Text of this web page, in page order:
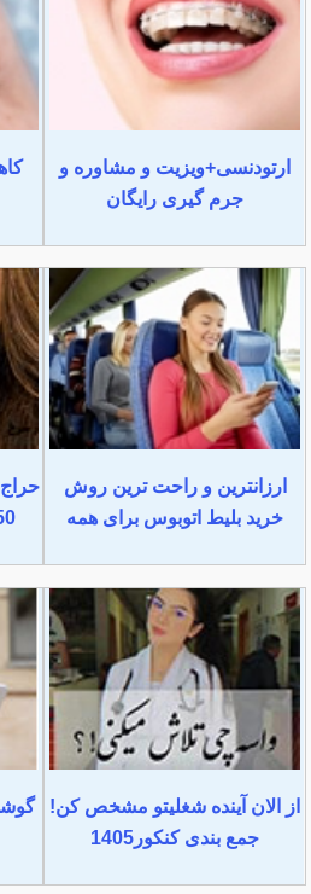
ارتودنسی+ویزیت و مشاوره و
جرم گیری رایگان
ارزانترین و راحت ترین روش
خرید بلیط اتوبوس برای همه
50% تخفیف
از الان آینده شغلیتو مشخص کن!
جمع بندی کنکور1405